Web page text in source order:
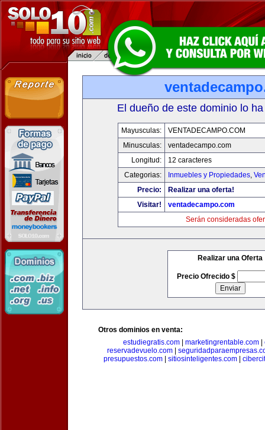
El dueño de este dominio lo
Mayusculas:
VENTADECAMPO.COM
Minusculas:
ventadecampo.com
Longitud:
12 caracteres
Categorias:
Inmuebles y Propiedades,
Precio:
Realizar una oferta!
Visitar!
ventadecampo.com
Serán consideradas
Realizar una Oferta
Precio Ofrecido $
Otros dominios en venta:
estudiegratis.com
marketingrentable.com
reservadevuelo.com
presupuestos.com| sitiosinteligentes.com|